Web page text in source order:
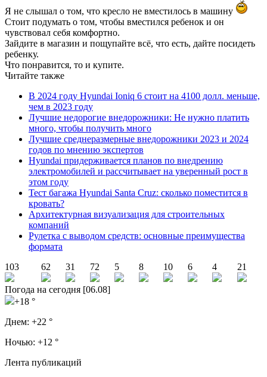
Я не слышал о том, что кресло не вместилось в машину
Стоит подумать о том, чтобы вместился ребенок и он
чувствовал себя комфортно.
Зайдите в магазин и пощупайте всё, что есть, дайте посидеть
ребенку.
Что понравится, то и купите.
Читайте также
В 2024 году Hyundai Ioniq 6 стоит на 4100 долл. меньше,
чем в 2023 году
Лучшие недорогие внедорожники: Не нужно платить
много, чтобы получить много
Лучшие среднеразмерные внедорожники 2023 и 2024
годов по мнению экспертов
Hyundai придерживается планов по внедрению
электромобилей и рассчитывает на уверенный рост в
этом году
Тест багажа Hyundai Santa Cruz: сколько поместится в
кровать?
Архитектурная визуализация для строительных
компаний
Рулетка с выводом средств: основные преимущества
формата
103
62 31 72 5 8 10 6 4 21
Погода на сегодня [06.08]
+18 °
Днем: +22 °
Ночью: +12 °
Лента публикаций